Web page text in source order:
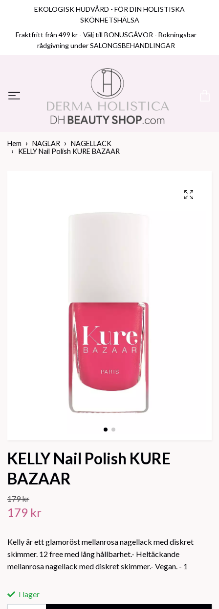
EKOLOGISK HUDVÅRD - FÖR DIN HOLISTISKA
SKÖNHETSHÄLSA
Fraktfritt från 499 kr - Välj till BONUSGÅVOR - Bokningsbar
rådgivning under SALONGSBEHANDLINGAR
Hem NAGLAR
NAGELLACK
KELLY Nail Polish KURE BAZAAR
KELLY Nail Polish KURE
BAZAAR
179 kr
179 kr
Kelly är ett glamoröst mellanrosa nagellack med diskret
skimmer. 12 free med lång hållbarhet.- Heltäckande
mellanrosa nagellack med diskret skimmer.- Vegan. - 1
I lager